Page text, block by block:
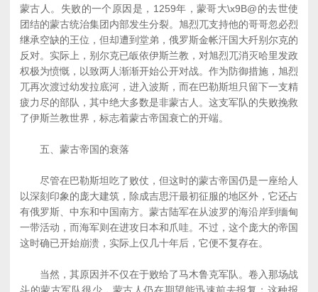
蒙古人。失败的一个原因是，1259年，蒙哥大\x9B@的去世使
团结的蒙古统治集团内部发生分裂。旭烈兀支持他的哥哥忽必烈
继承空缺的王位，但却遭到堂弟，俄罗斯金帐汗国大歼别尔克的
反对。实际上，别尔克已皈依伊斯兰教，对旭烈兀消灭哈里发政
权极为愤慨，以致两人渐渐开始公开对战。作为防御措施，旭烈
兀再次渡过幼发拉底河，进入波斯，而在巴勒斯坦只留下一支精
疲力尽的部队，其中绝大多数是非蒙古人。这支军队的失败挽救
了伊斯兰教世界，标志着蒙古帝国衰亡的开端。
五、蒙古帝国的衰落
尽管在巴勒斯坦吃了败仗，但这时的蒙古帝国仍是一座给人
以深刻印象的庞大建筑，除成吉思汗最初征服的地区外，它还占
有俄罗斯、中东和中国南方。蒙古陆军在从波罗的海沿岸到缅甸
一带活动，而海军则在进攻日本和爪哇。不过，这个庞大的帝国
这时确已开始崩溃，实际上仅几十年后，它便不复存在。
当然，其原因并不仅在于败给了马木鲁克军队。卷入那场战